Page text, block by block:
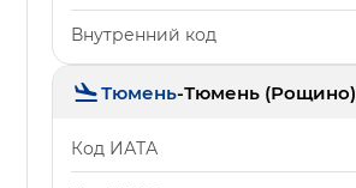
Внутренний код
Тюмень-Тюмень (Рощино)
Код ИАТА